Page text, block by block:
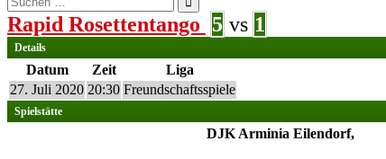
nach:
Rapid Rosettentango 5 vs 1
Details
Datum Zeit
Liga
27. Juli 2020 20:30 Freundschaftsspiele
Spielstätte
DJK Arminia Eilendorf,